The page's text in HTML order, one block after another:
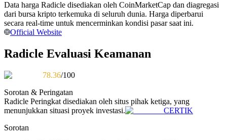
Nikmati pembagian keuntungan dan komisi copy trading
Informasi
Data harga Radicle disediakan oleh CoinMarketCap dan diagregasi
dari bursa kripto terkemuka di seluruh dunia. Harga diperbarui
secara real-time untuk mencerminkan kondisi pasar saat ini.
Official Website
Radicle Evaluasi Keamanan
78.36/100
Sorotan & Peringatan
Radicle Peringkat disediakan oleh situs pihak ketiga, yang
menunjukkan situasi proyek investasi.
CERTIK
Sorotan